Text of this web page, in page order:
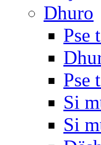
Dhuro
Pse
Pse
Si
Si